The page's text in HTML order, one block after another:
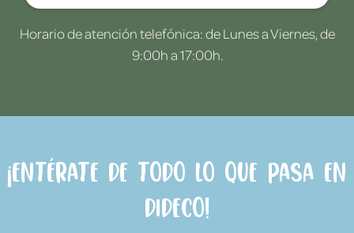
Horario de atención telefónica: de Lunes a Viernes, de
9:00h a 17:00h.
¡Entérate de todo lo que pasa en
Dideco!